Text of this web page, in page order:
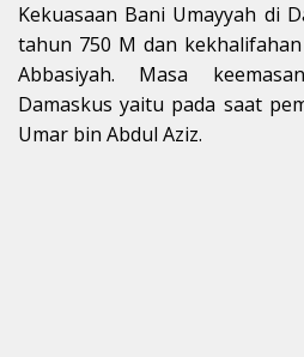
Kekuasaan Bani Umayyah di
tahun 750 M dan
Abbasiyah. Masa
Damaskus yaitu pada saat
Umar bin Abdul Aziz.